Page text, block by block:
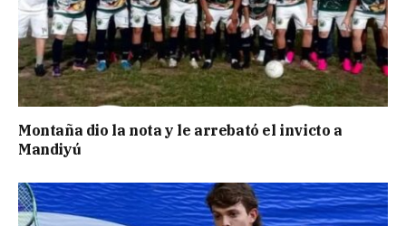
Montaña dio la nota y le arrebató el invicto a
Mandiyú